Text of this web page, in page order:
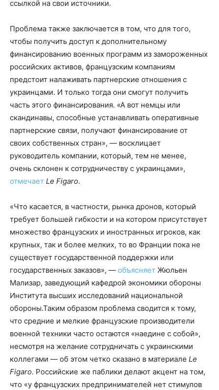
ссылкой на свои источники.
Проблема также заключается в том, что для того,
чтобы получить доступ к дополнительному
финансированию военных программ из замороженных
российских активов, французским компаниям
предстоит налаживать партнерские отношения с
украинцами. И только тогда они смогут получить
часть этого финансирования. «А вот немцы или
скандинавы, способные устанавливать оперативные
партнерские связи, получают финансирование от
своих собственных стран», — восклицает
руководитель компании, который, тем не менее,
очень склонен к сотрудничеству с украинцами»,
отмечает Le Figaro.
«Что касается, в частности, рынка дронов, который
требует большей гибкости и на котором присутствует
множество французских и иностранных игроков, как
крупных, так и более мелких, то во Франции пока не
существует государственной поддержки или
государственных заказов», — объясняет Жюльен
Мализар, заведующий кафедрой экономики обороны
Института высших исследований национальной
обороны.Таким образом проблема сводится к тому,
что средние и мелкие французские производители
военной техники часто остаются «наедине с собой»,
несмотря на желание сотрудничать с украинскими
коллегами — об этом четко сказано в материале Le
Figaro. Российские же паблики делают акцент на том,
что «у французских предпринимателей нет стимулов